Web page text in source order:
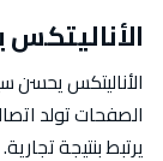
الأناليتكس يحسن
الصفحات تولد
يرتبط بنتيجة تجارية.